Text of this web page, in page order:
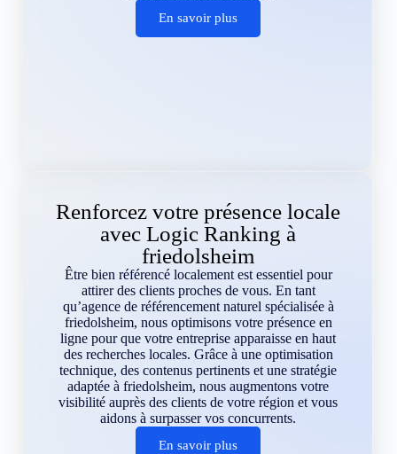
En savoir plus
Renforcez votre présence locale
avec Logic Ranking à
friedolsheim
Être bien référencé localement est essentiel pour
attirer des clients proches de vous. En tant
qu’agence de référencement naturel spécialisée à
friedolsheim, nous optimisons votre présence en
ligne pour que votre entreprise apparaisse en haut
des recherches locales. Grâce à une optimisation
technique, des contenus pertinents et une stratégie
adaptée à friedolsheim, nous augmentons votre
visibilité auprès des clients de votre région et vous
aidons à surpasser vos concurrents.
En savoir plus